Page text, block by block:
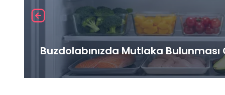
Buzdolabınızda Mutlaka Bulunması